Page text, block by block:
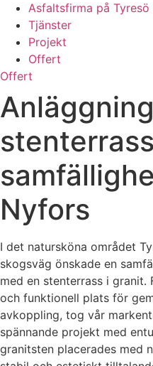
Asfaltsfirma på Tyresö
Tjänster
Projekt
Offert
Offert
Nyfors
I det natursköna området
skogsväg önskade en
med en stenterrass i granit.
och funktionell plats för
avkoppling, tog vår
spännande projekt med
granitsten placerades med